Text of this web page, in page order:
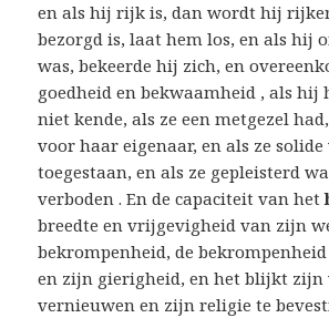
en als hij rijk is, dan wordt hij
bezorgd is, laat hem los, en als hij
was, bekeerde hij zich, en
goedheid en bekwaamheid , als hij
niet kende, als ze een metgezel
voor haar eigenaar, en als ze solide
toegestaan, en als ze gepleisterd
verboden . En de capaciteit van het
breedte en vrijgevigheid van zijn
bekrompenheid, de
en zijn gierigheid, en het blijkt zijn
vernieuwen en zijn religie te